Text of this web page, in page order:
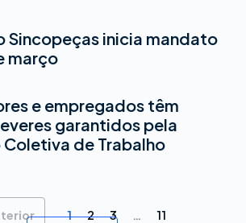
Sincopeças inicia mandato
março
e empregados têm
garantidos pela
de Trabalho
1 2 3 …
11